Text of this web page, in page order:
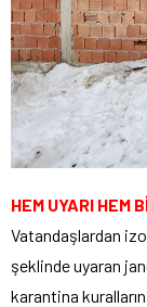
HEM UYARI HEM
Vatandaşlardan
şeklinde uyaran
karantina